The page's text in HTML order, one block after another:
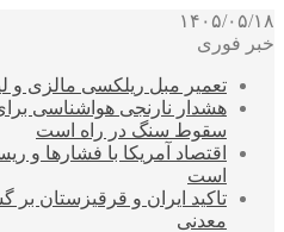
۱۴۰۵/۰۵/۱۸
خبر فوری
تعمیر مبل ریلکسی مالزی و
سقوط سنگ در راه است
اقتصاد آمریکا با فشارها و
است
تاکید ایران و قرقیزستان
معدنی